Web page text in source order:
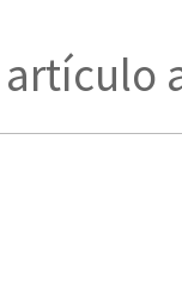
artículo